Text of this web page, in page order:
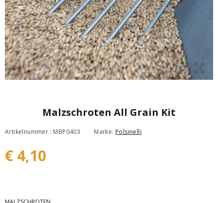
Malzschroten All Grain Kit
Artikelnummer : MBP0403 Marke: Polsinelli
€ 4,10